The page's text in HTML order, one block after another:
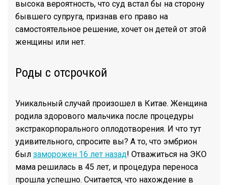
высока вероятность, что суд встал бы на сторону
бывшего супруга, признав его право на
самостоятельное решение, хочет он детей от этой
женщины или нет.
Роды с отсрочкой
Уникальный случай произошел в Китае. Женщина
родила здорового мальчика после процедуры
экстракорпорального оплодотворения. И что тут
удивительного, спросите вы? А то, что эмбрион
был заморожен 16 лет назад! Отважиться на ЭКО
мама решилась в 45 лет, и процедура переноса
прошла успешно. Считается, что нахождение в